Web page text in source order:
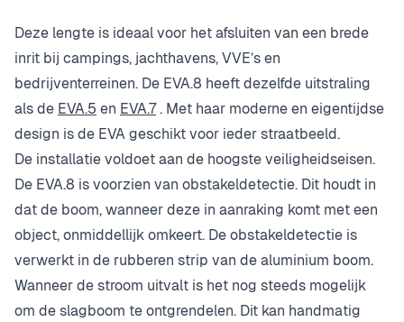
Deze lengte is ideaal voor het afsluiten van een brede
inrit bij campings, jachthavens, VVE’s en
bedrijventerreinen. De EVA.8 heeft dezelfde uitstraling
als de EVA.5 en EVA.7. Met haar moderne en eigentijdse
design is de EVA geschikt voor ieder straatbeeld.
De installatie voldoet aan de hoogste veiligheidseisen.
De EVA.8 is voorzien van obstakeldetectie. Dit houdt in
dat de boom, wanneer deze in aanraking komt met een
object, onmiddellijk omkeert. De obstakeldetectie is
verwerkt in de rubberen strip van de aluminium boom.
Wanneer de stroom uitvalt is het nog steeds mogelijk
om de slagboom te ontgrendelen. Dit kan handmatig